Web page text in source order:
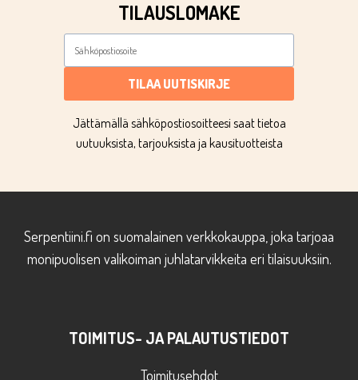
TILAUSLOMAKE
TILAA UUTISKIRJE
Jättämällä sähköpostiosoitteesi saat tietoa
uutuuksista, tarjouksista ja kausituotteista
Serpentiini.fi on suomalainen verkkokauppa, joka tarjoaa
monipuolisen valikoiman juhlatarvikkeita eri tilaisuuksiin.
TOIMITUS- JA PALAUTUSTIEDOT
Toimitusehdot